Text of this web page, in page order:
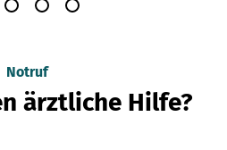
Notruf
ärztliche Hilfe?